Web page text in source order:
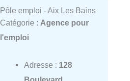
Pôle emploi - Aix Les Bains
Catégorie : Agence pour
l'emploi
Adresse : 128